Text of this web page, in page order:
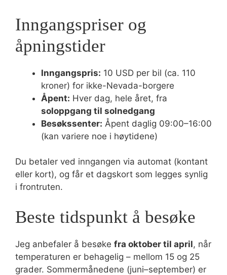
Inngangspriser og
åpningstider
Inngangspris: 10 USD per bil (ca. 110
kroner) for ikke-Nevada-borgere
Åpent: Hver dag, hele året, fra
soloppgang til solnedgang
Besøkssenter: Åpent daglig 09:00–16:00
(kan variere noe i høytidene)
Du betaler ved inngangen via automat (kontant
eller kort), og får et dagskort som legges synlig
i frontruten.
Beste tidspunkt å besøke
Jeg anbefaler å besøke fra oktober til april, når
temperaturen er behagelig – mellom 15 og 25
grader. Sommermånedene (juni–september) er